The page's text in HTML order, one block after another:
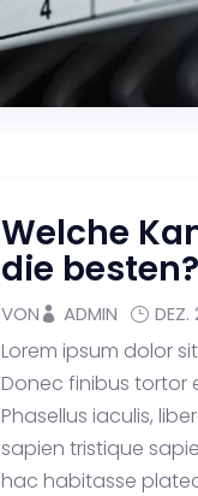
Welche
die besten?
VON ADMIN DEZ.
Lorem ipsum dolor
Donec finibus tortor
Phasellus iaculis,
sapien tristique
hac habitasse